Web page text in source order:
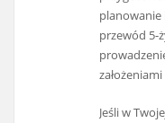
przewód 5-
Jeśli w